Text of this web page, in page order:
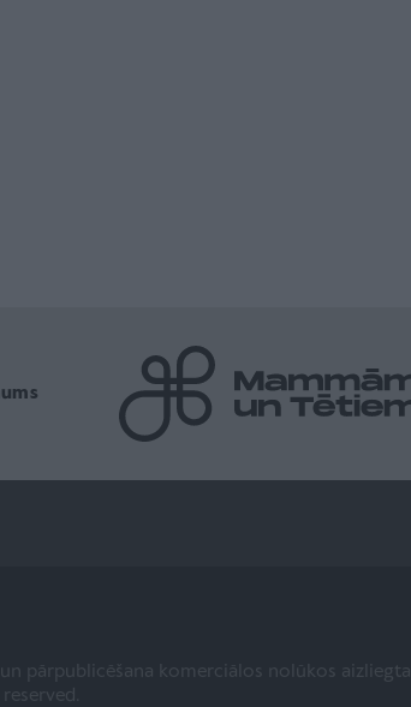
pārpublicēšana komerciālos nolūkos aizliegta.